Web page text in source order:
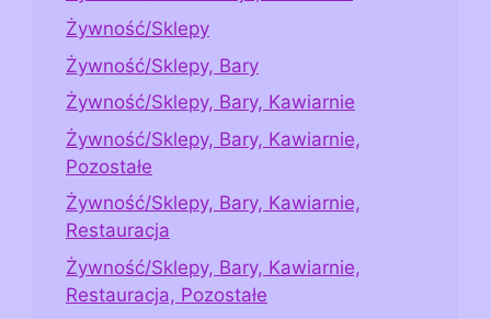
Żywność/Sklepy
Żywność/Sklepy, Bary
Żywność/Sklepy, Bary, Kawiarnie
Żywność/Sklepy, Bary, Kawiarnie,
Pozostałe
Żywność/Sklepy, Bary, Kawiarnie,
Restauracja
Żywność/Sklepy, Bary, Kawiarnie,
Restauracja, Pozostałe